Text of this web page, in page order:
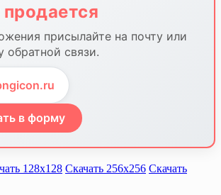
присылайте на почту или
обратной связи.
в форму
128х128 Скачать 256х256 Скачать